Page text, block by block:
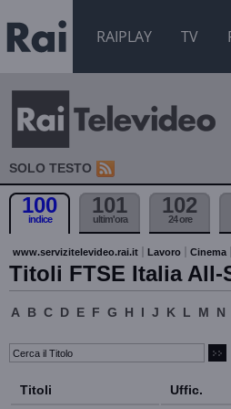
RAIPLAY TV
SOLO TESTO
100
indice
101
ultim'ora
102
24 ore
www.servizitelevideo.rai.it Lavoro Cinema
Titoli FTSE Italia All-
A B C D E F G H I J K L M N
Titoli Uffic.